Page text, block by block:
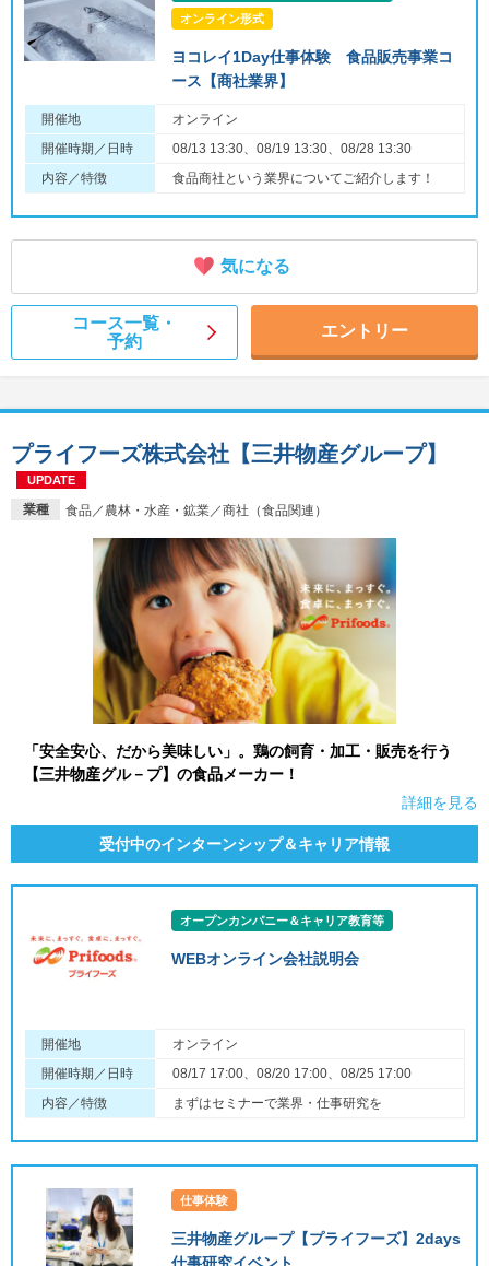
オンライン形式
ヨコレイ1Day仕事体験 食品販売事業コ
ース【商社業界】
開催地
オンライン
開催時期／日時
08/13 13:30、08/19 13:30、08/28 13:30
内容／特徴
食品商社という業界についてご紹介します！
気になる
コース一覧・
予約
エントリー
業種 食品／農林・水産・鉱業／商社（食品関連）
プライフーズ株式会社【三井物産グループ】
UPDATE
「安全安心、だから美味しい」。鶏の飼育・加工・販売を行う
【三井物産グル－プ】の食品メーカー！
詳細を見る
受付中のインターンシップ＆キャリア情報
オープンカンパニー＆キャリア教育等
WEBオンライン会社説明会
開催地
オンライン
開催時期／日時
08/17 17:00、08/20 17:00、08/25 17:00
内容／特徴
まずはセミナーで業界・仕事研究を
仕事体験
三井物産グループ【プライフーズ】2days